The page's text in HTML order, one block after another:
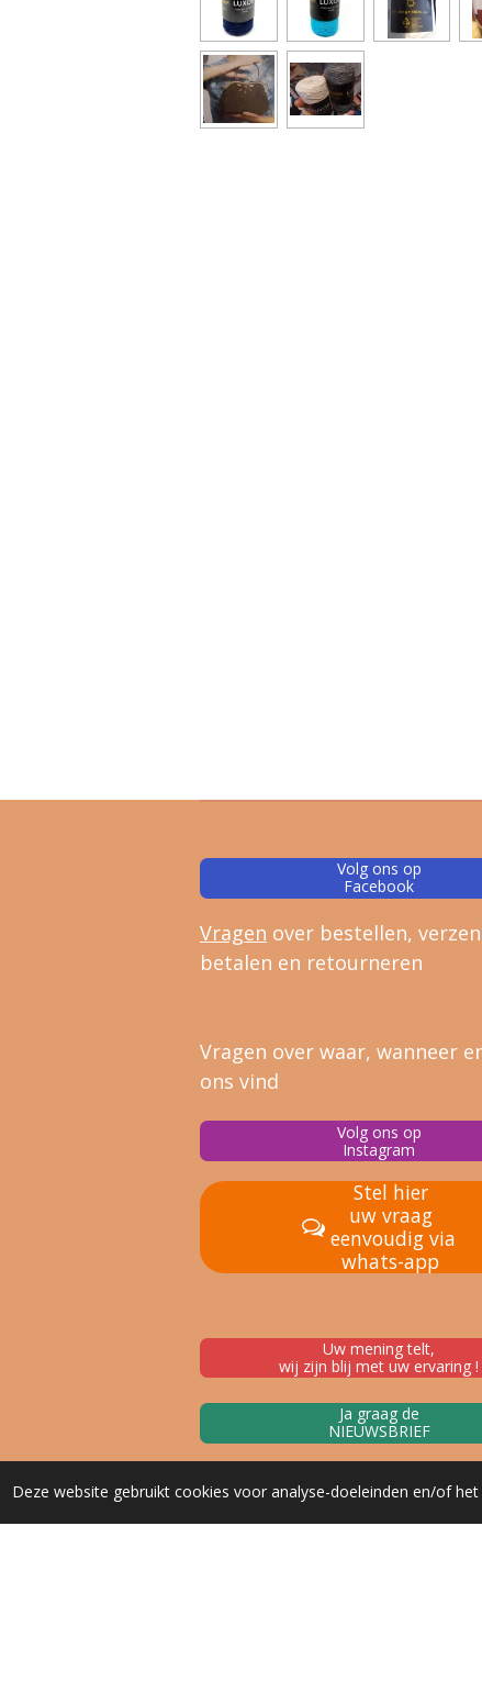
Deze website gebruikt cookies voor analyse-doeleinden en/of
Volg ons op
Facebook
Vragen over bestellen, verz
betalen en retourneren
Vragen over waar, wanneer
ons vind
Volg ons op
Instagram
Stel hier
uw vraag
eenvoudig via
whats-app
Uw mening telt,
wij zijn blij met uw ervaring !
Ja graag de
NIEUWSBRIEF